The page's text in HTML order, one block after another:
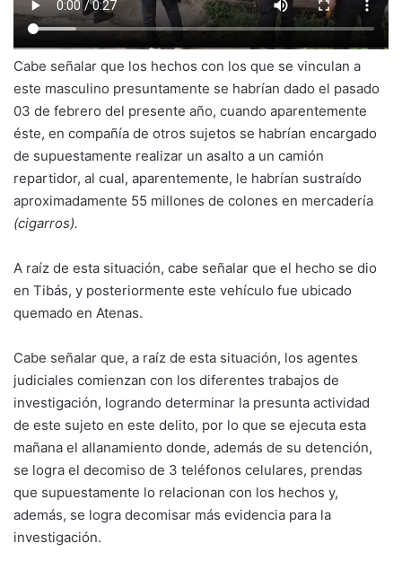
Cabe señalar que los hechos con los que se vinculan a
este masculino presuntamente se habrían dado el pasado
03 de febrero del presente año, cuando aparentemente
éste, en compañía de otros sujetos se habrían encargado
de supuestamente realizar un asalto a un camión
repartidor, al cual, aparentemente, le habrían sustraído
aproximadamente 55 millones de colones en mercadería
(cigarros).
A raíz de esta situación, cabe señalar que el hecho se dio
en Tibás, y posteriormente este vehículo fue ubicado
quemado en Atenas.
Cabe señalar que, a raíz de esta situación, los agentes
judiciales comienzan con los diferentes trabajos de
investigación, logrando determinar la presunta actividad
de este sujeto en este delito, por lo que se ejecuta esta
mañana el allanamiento donde, además de su detención,
se logra el decomiso de 3 teléfonos celulares, prendas
que supuestamente lo relacionan con los hechos y,
además, se logra decomisar más evidencia para la
investigación.